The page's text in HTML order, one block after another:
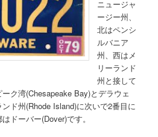
ニュージャ
ージー州、
北はペンシ
ルバニア
州、西はメ
リーランド
州と接して
ク湾(Chesapeake Bay)とデラウェ
ド州(Rhode Island)に次いで2番目に
ドーバー(Dover)です。